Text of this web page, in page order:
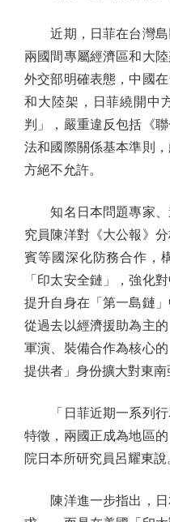
近期，日菲在台灣島
兩國間專屬經濟區和大
外交部明確表態，中國
和大陸架，日菲繞開中
判」，嚴重違反包括《
法和國際關係基本準則
方絕不允許。
知名日本問題專家、
究員陳洋對《大公報》
賓等國深化防務合作，
「印太安全鏈」，強化
提升自身在「第一島鏈
從過去以經濟援助為主
軍演、裝備合作為核心
提供者」身份擴大對東南
「日菲近期一系列行
特徵，兩國正成為地區
院日本所研究員呂耀東說
陳洋進一步指出，日